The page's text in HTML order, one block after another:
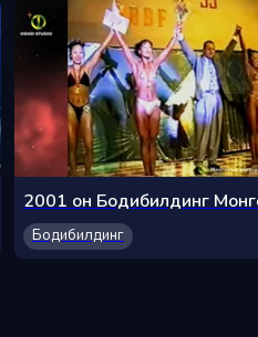
Бодибилдинг